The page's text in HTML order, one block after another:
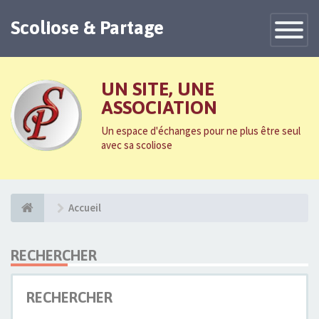
Toggle
Scoliose & Partage
UN SITE, UNE
ASSOCIATION
Un espace d'échanges pour ne plus être seul
avec sa scoliose
Accueil
RECHERCHER
RECHERCHER